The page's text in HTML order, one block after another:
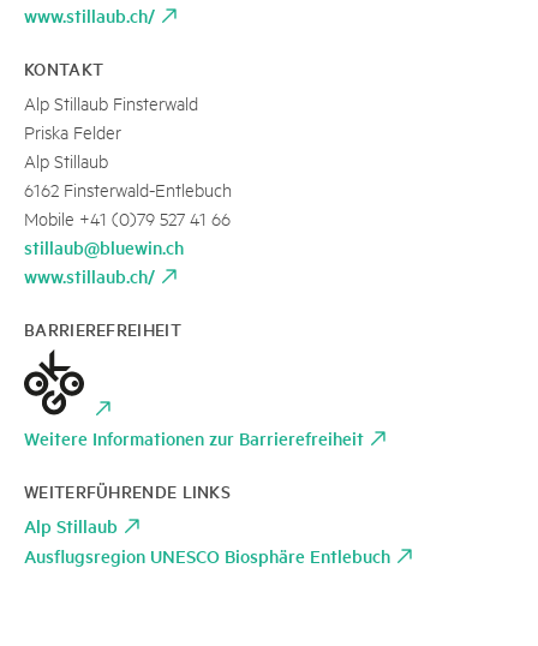
www.stillaub.ch/
KONTAKT
Alp Stillaub Finsterwald
Priska Felder
Alp Stillaub
6162 Finsterwald-Entlebuch
Mobile +41 (0)79 527 41 66
stillaub@bluewin.ch
www.stillaub.ch/
BARRIEREFREIHEIT
Weitere Informationen zur Barrierefreiheit
WEITERFÜHRENDE LINKS
Alp Stillaub
Ausflugsregion UNESCO Biosphäre Entlebuch